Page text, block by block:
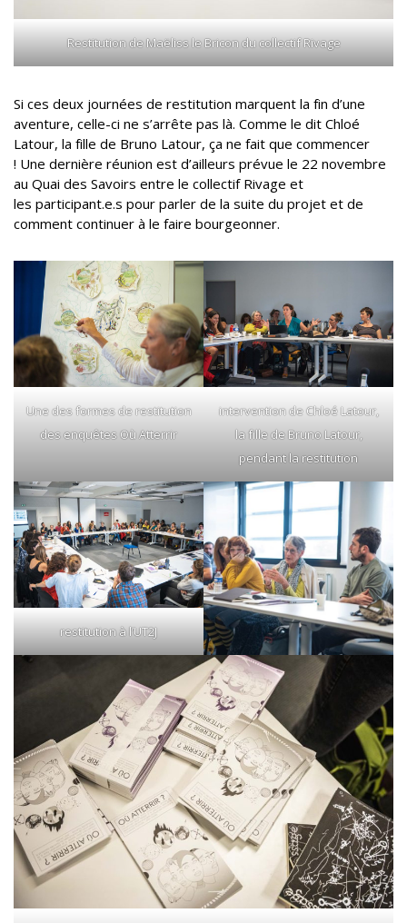
Restitution de Maëliss le Bricon du collectif Rivage
Si ces deux journées de restitution marquent la fin d’une
aventure, celle-ci ne s’arrête pas là. Comme le dit Chloé
Latour, la fille de Bruno Latour, ça ne fait que commencer
! Une dernière réunion est d’ailleurs prévue le 22 novembre
au Quai des Savoirs entre le collectif Rivage et
les participant.e.s pour parler de la suite du projet et de
comment continuer à le faire bourgeonner.
Une des formes de restitution
des enquêtes Où Atterrir
intervention de Chloé Latour,
la fille de Bruno Latour,
pendant la restitution
restitution à l’UT2J